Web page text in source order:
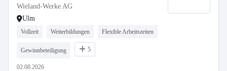
Wieland-Werke AG
Ulm
Vollzeit Weiterbildungen Flexible Arbeitszeiten
Gewinnbeteiligung 5
02.08.2026